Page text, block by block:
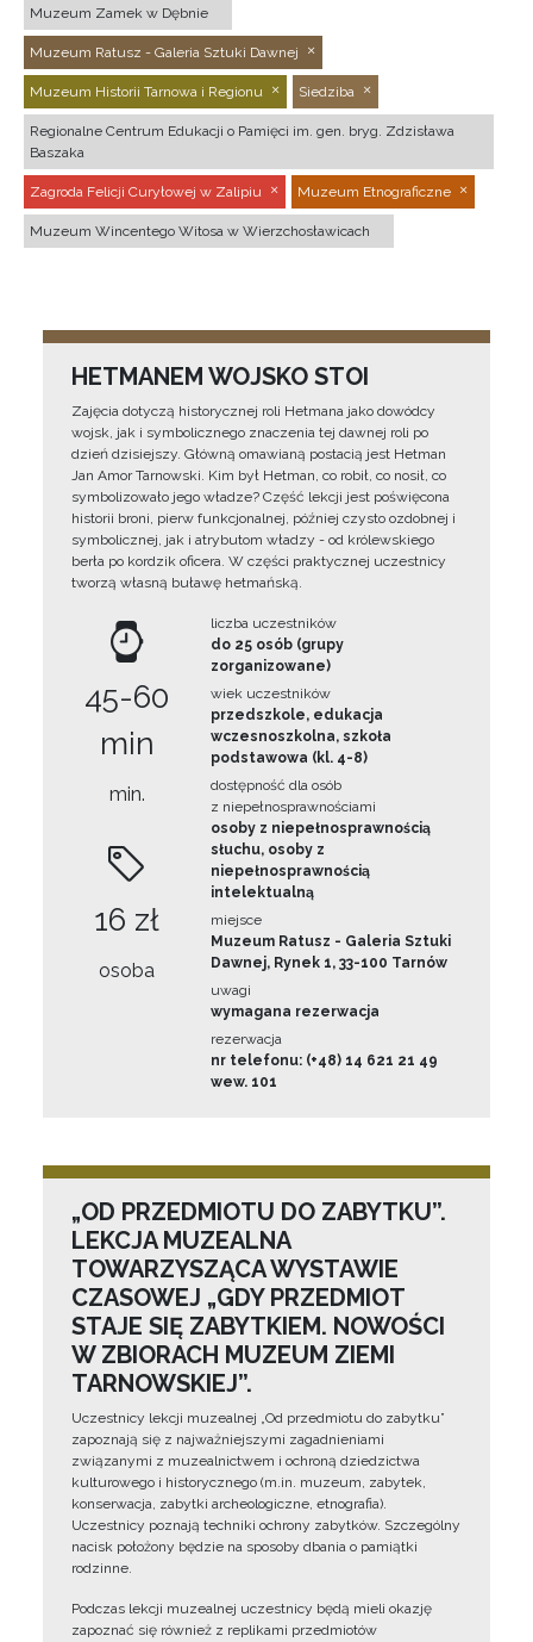
Muzeum Zamek w Dębnie
Muzeum Ratusz - Galeria Sztuki Dawnej
Muzeum Historii Tarnowa i Regionu Siedziba
Regionalne Centrum Edukacji o Pamięci im. gen. bryg. Zdzisława
Baszaka
Zagroda Felicji Curyłowej w Zalipiu Muzeum Etnograficzne
Muzeum Wincentego Witosa w Wierzchosławicach
HETMANEM WOJSKO STOI
Zajęcia dotyczą historycznej roli Hetmana jako dowódcy
wojsk, jak i symbolicznego znaczenia tej dawnej roli po
dzień dzisiejszy. Główną omawianą postacią jest Hetman
Jan Amor Tarnowski. Kim był Hetman, co robił, co nosił, co
symbolizowało jego władze? Część lekcji jest poświęcona
historii broni, pierw funkcjonalnej, później czysto ozdobnej i
symbolicznej, jak i atrybutom władzy - od królewskiego
berła po kordzik oficera. W części praktycznej uczestnicy
tworzą własną buławę hetmańską.
45-60
min
min.
16 zł
osoba
liczba uczestników
do 25 osób (grupy
zorganizowane)
wiek uczestników
przedszkole, edukacja
wczesnoszkolna, szkoła
podstawowa (kl. 4-8)
dostępność dla osób
z niepełnosprawnościami
osoby z niepełnosprawnością
słuchu, osoby z
niepełnosprawnością
intelektualną
miejsce
Muzeum Ratusz - Galeria Sztuki
Dawnej, Rynek 1, 33-100 Tarnów
uwagi
wymagana rezerwacja
rezerwacja
nr telefonu: (+48) 14 621 21 49
wew. 101
„OD PRZEDMIOTU DO ZABYTKU”.
LEKCJA MUZEALNA
TOWARZYSZĄCA WYSTAWIE
CZASOWEJ „GDY PRZEDMIOT
STAJE SIĘ ZABYTKIEM. NOWOŚCI
W ZBIORACH MUZEUM ZIEMI
TARNOWSKIEJ”.
Uczestnicy lekcji muzealnej „Od przedmiotu do zabytku”
zapoznają się z najważniejszymi zagadnieniami
związanymi z muzealnictwem i ochroną dziedzictwa
kulturowego i historycznego (m.in. muzeum, zabytek,
konserwacja, zabytki archeologiczne, etnografia).
Uczestnicy poznają techniki ochrony zabytków. Szczególny
nacisk położony będzie na sposoby dbania o pamiątki
rodzinne.
Podczas lekcji muzealnej uczestnicy będą mieli okazję
zapoznać się również z replikami przedmiotów